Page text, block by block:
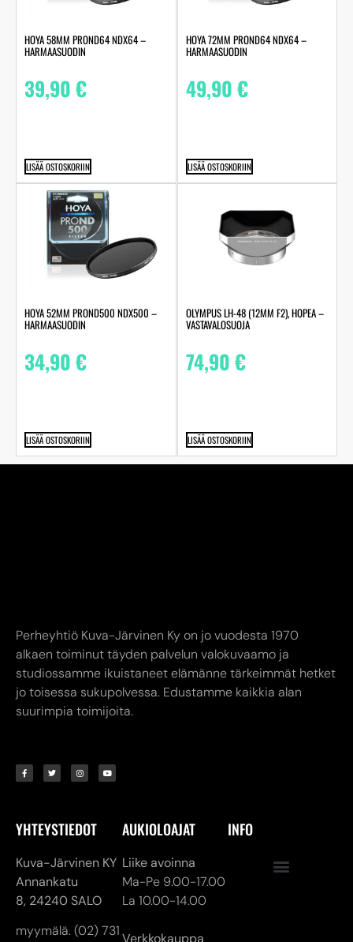
HOYA 58MM PROND64 NDX64 –
HARMAASUODIN
39,90€
LISÄÄ OSTOSKORIIN
HOYA 72MM PROND64 NDX64 –
HARMAASUODIN
49,90€
LISÄÄ OSTOSKORIIN
HOYA 52MM PROND500 NDX500 –
HARMAASUODIN
34,90€
LISÄÄ OSTOSKORIIN
OLYMPUS LH-48 (12MM F2), HOPEA –
VASTAVALOSUOJA
74,90€
LISÄÄ OSTOSKORIIN
Perheyhtiö Kuva-Järvinen Ky on jo vuodesta 1970
alkaen toiminut täyden palvelun valokuvaamo ja
studiossamme ikuistaneet elämänne tärkeimmät hetket
jo toisessa sukupolvessa. Edustamme kaikkia alan
suurimpia toimijoita.
YHTEYSTIEDOT
Kuva-Järvinen KY
Annankatu
8, 24240 SALO
myymälä. (02) 731
AUKIOLOAJAT
Liike avoinna
Ma-Pe 9.00-17.00
La 10.00-14.00
Verkkokauppa
INFO